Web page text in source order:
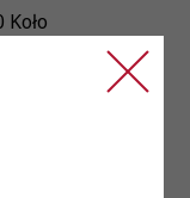
POSZUKUJE